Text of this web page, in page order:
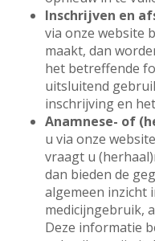
Inschrijven en
via onze website
maakt, dan
het betreffende
uitsluitend
inschrijving en
Anamnese- of
u via onze
vraagt u
dan bieden de
algemeen inzicht
medicijngebruik,
Deze informatie